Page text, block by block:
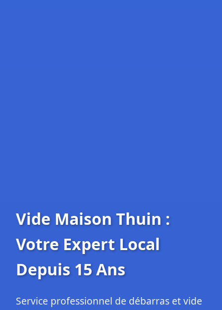
Vide Maison Thuin :
Votre Expert Local
Depuis 15 Ans
Service professionnel de débarras et vide